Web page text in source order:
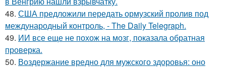
48. США предложили передать ормузский пролив под
международный контроль, - The Daily Telegraph.
49. ИИ все еще не похож на мозг, показала обратная
проверка.
50. Воздержание вредно для мужского здоровья: оно